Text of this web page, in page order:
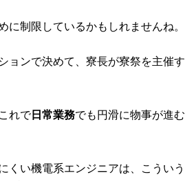
に制限しているかもしれませんね。
ョンで決めて、寮長が寮祭を主催す
れで日常業務でも円滑に物事が進む
くい機電系エンジニアは、こういう